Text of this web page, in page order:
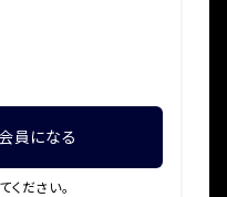
員になる
ださい。